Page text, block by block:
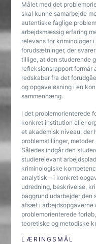
Målet med det
skal kunne samarbejde
autentiske faglige
arbejdsmæssig erfaring
relevans for kriminologer
forudsætninger, der
tillige, at den studerende
refleksionsrapport formår
redskaber fra det
og opgaveløsning i en
sammenhæng.
I det problemorienterede
konkret institution eller
et akademisk niveau,
problemstillinger,
Således indgår den
studierelevant
kriminologiske
analytisk – i konkret
udredning, beskrivelse,
baggrund udarbejder den
afsæt i arbejdsopgaverne
problemorienterede
teoretiske og metodiske
LÆRINGSMÅL